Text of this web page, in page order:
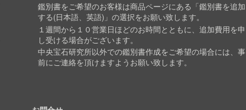
鑑別書をご希望のお客様は商品ページにある「鑑別書を追加
する(日本語、英語)」の選択をお願い致します。
１週間から１０営業日ほどのお時間とともに、追加費用を申
し受ける場合がございます。
中央宝石研究所以外での鑑別書作成をご希望の場合には、事
前にご連絡を頂けますようお願い致します。